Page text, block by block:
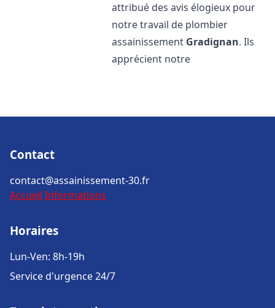
attribué des avis élogieux pour
notre travail de plombier
assainissement Gradignan. Ils
apprécient notre
Contact
contact@assainissement-30.fr
Accueil Informations
Horaires
Lun-Ven: 8h-19h
Service d'urgence 24/7